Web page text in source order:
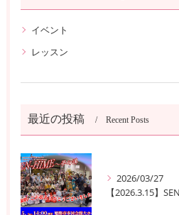
イベント
レッスン
最近の投稿 Recent Posts
2026/03/27